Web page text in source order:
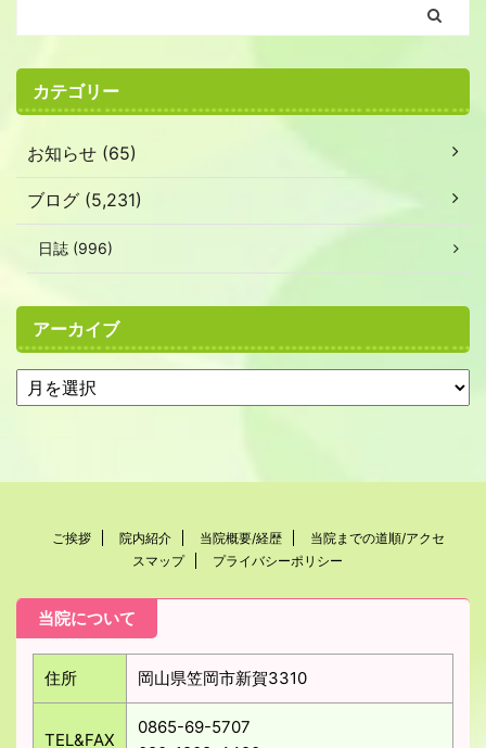
カテゴリー
お知らせ (65)
ブログ (5,231)
日誌 (996)
アーカイブ
ご挨拶 院内紹介 当院概要/経歴
当院までの道順/アクセ
スマップ
プライバシーポリシー
当院について
住所 岡山県笠岡市新賀3310
TEL&FAX
0865-69-5707